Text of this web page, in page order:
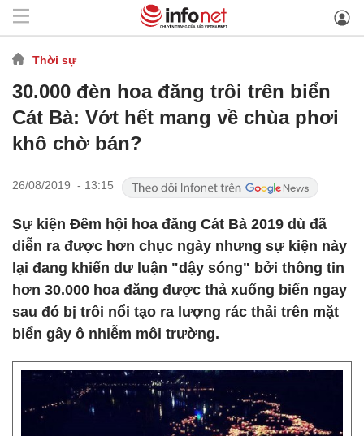
Thời sự
30.000 đèn hoa đăng trôi trên biển
Cát Bà: Vớt hết mang về chùa phơi
khô chờ bán?
26/08/2019 - 13:15
Sự kiện Đêm hội hoa đăng Cát Bà 2019 dù đã
diễn ra được hơn chục ngày nhưng sự kiện này
lại đang khiến dư luận "dậy sóng" bởi thông tin
hơn 30.000 hoa đăng được thả xuống biển ngay
sau đó bị trôi nổi tạo ra lượng rác thải trên mặt
biển gây ô nhiễm môi trường.